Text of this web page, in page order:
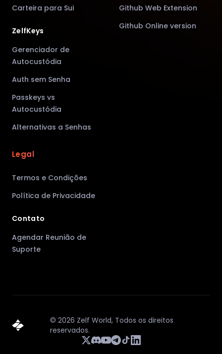
Carteira para Sui
ZelfKeys
Gerenciador de
Autocustódia
Auth sem Senha
Passkeys vs
Autocustódia
Alternativas a Senhas
Github Web Extension
Github Online version
Legal
Termos e Condições
Política de Privacidade
Contato
Agendar Reunião de
Suporte
©2026 Zelf World, Todos os direitos
reservados.